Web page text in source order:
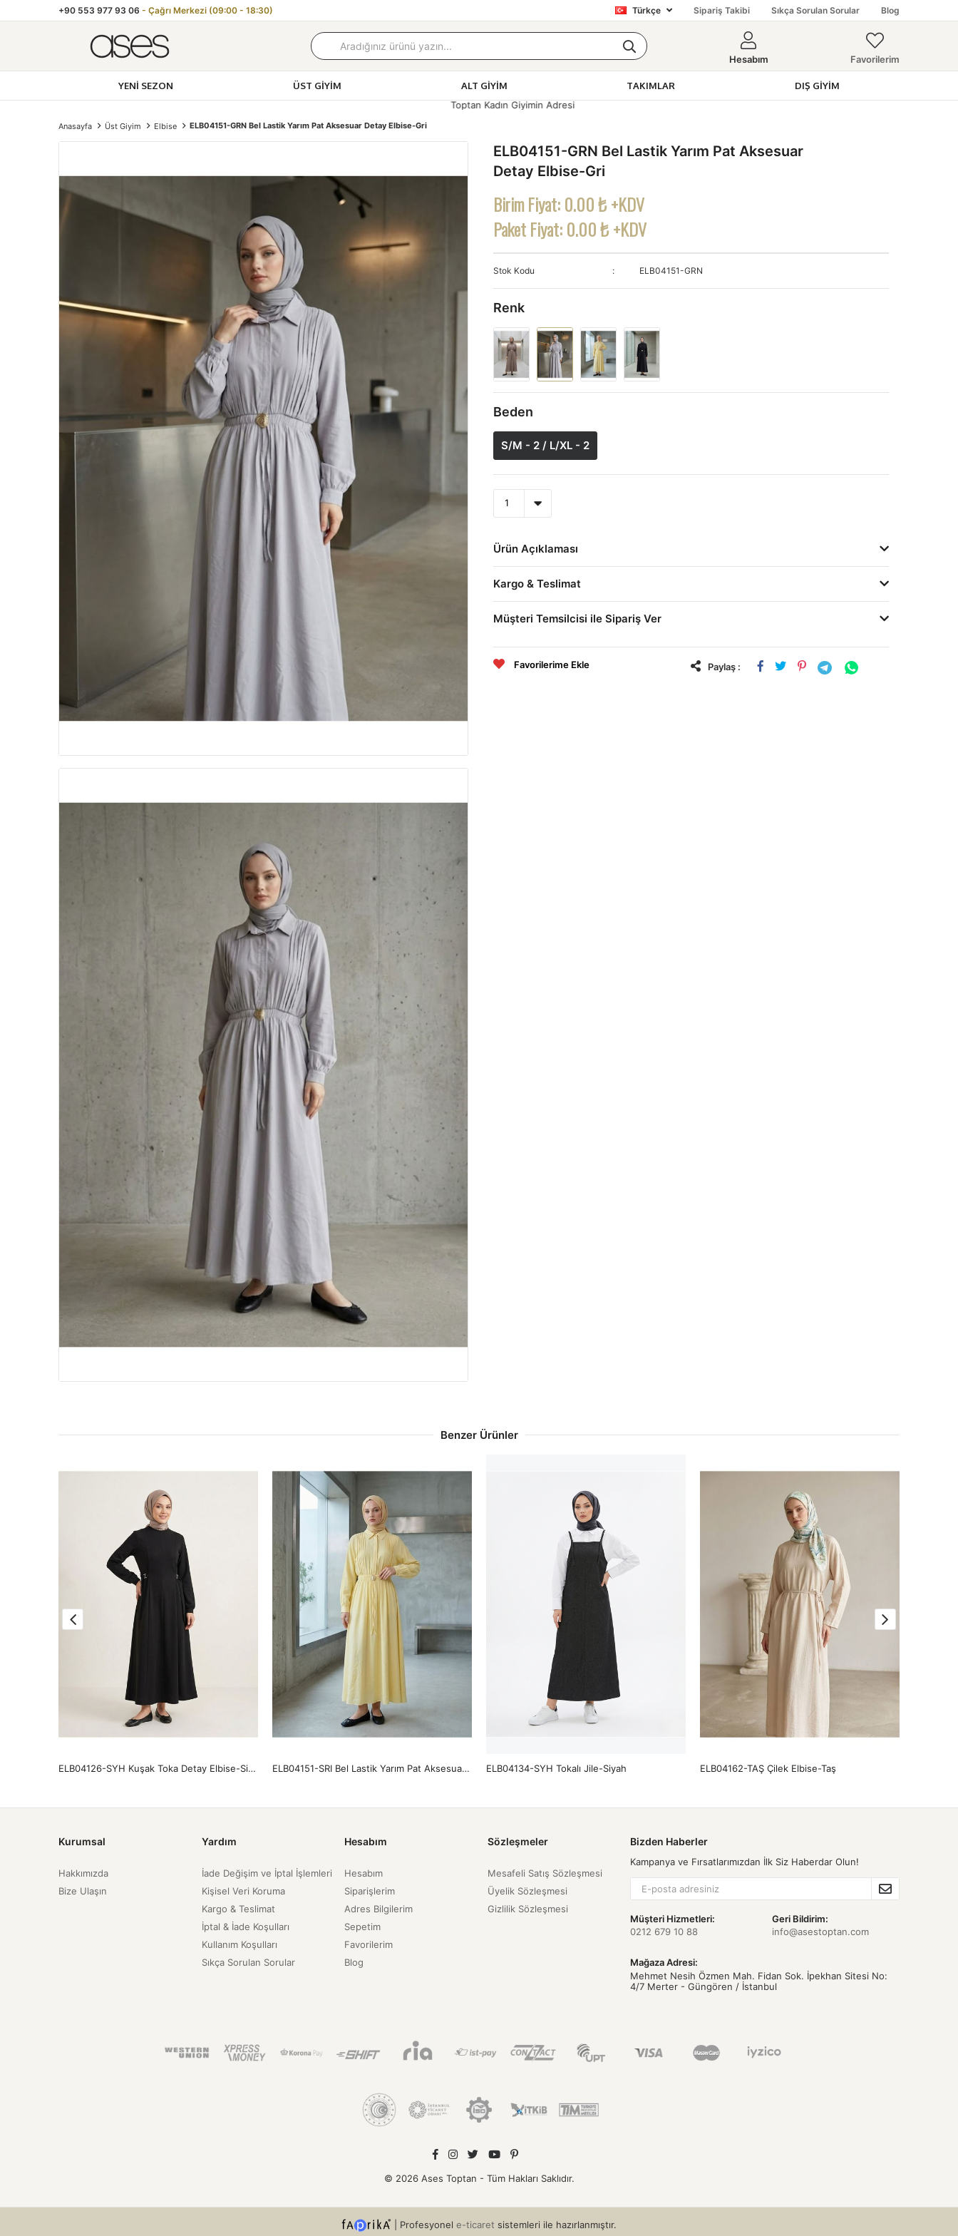
+90 553 977 93 06- Çağrı Merkezi (09:00 - 18:30) Türkçe Sipariş Takibi Sıkça Sorulan Sorular Blog
Hesabım Favorilerim
YENI SEZON ÜST GIYIM ALT GIYIM TAKIMLAR
DIŞ GIYIM
Toptan Kadın Giyimin Adresi
Anasayfa Üst Giyim Elbise ELB04151-GRN Bel Lastik Yarım Pat Aksesuar Detay Elbise-Gri
ELB04151-GRN Bel Lastik Yarım Pat Aksesuar
Detay Elbise-Gri
Birim Fiyat:0.00 ₺ +KDV
Paket Fiyat:0.00 ₺ +KDV
Stok Kodu ELB04151-GRN
Renk
Beden
S/M - 2 / L/XL - 2
Ürün Açıklaması
Kargo & Teslimat
Müşteri Temsilcisi ile Sipariş Ver
Favorilerime Ekle Paylaş :
Benzer Ürünler
ELB04126-SYH Kuşak Toka Detay Elbise-Siyah ELB04151-SRI Bel Lastik Yarım Pat Aksesuar Detay Elbise-Sarı ELB04134-SYH Tokalı Jile-Siyah ELB04162-TAŞ Çilek Elbise-Taş
Kurumsal
Hakkımızda
Bize Ulaşın
Yardım
İade Değişim ve İptal İşlemleri
Kişisel Veri Koruma
Kargo & Teslimat
İptal & İade Koşulları
Kullanım Koşulları
Sıkça Sorulan Sorular
Hesabım
Hesabım
Siparişlerim
Adres Bilgilerim
Sepetim
Favorilerim
Blog
Sözleşmeler
Mesafeli Satış Sözleşmesi
Üyelik Sözleşmesi
Gizlilik Sözleşmesi
Bizden Haberler
Kampanya ve Fırsatlarımızdan İlk Siz Haberdar Olun!
Müşteri Hizmetleri:
0212 679 10 88
Geri Bildirim:
info@asestoptan.com
Mağaza Adresi:
Mehmet Nesih Özmen Mah. Fidan Sok. İpekhan Sitesi No:
4/7 Merter - Güngören / İstanbul
© 2026 Ases Toptan - Tüm Hakları Saklıdır.
Profesyonel e-ticaret sistemleri ile hazırlanmıştır.